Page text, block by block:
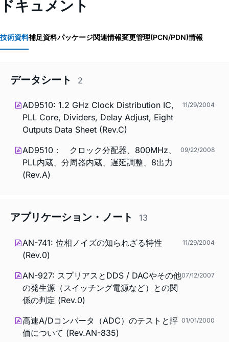
ドキュメント
技術資料補足資料パッケージ関連情報変更管理(PCN/PDN)情報
データシート 2
AD9510: 1.2 GHz Clock Distribution IC,
PLL Core, Dividers, Delay Adjust, Eight
Outputs Data Sheet (Rev.C)
11/29/2004
AD9510： クロック分配器、800MHz、
PLL内蔵、分周器内蔵、遅延調整、8出力
(Rev.A)
09/22/2008
アプリケーション・ノート 13
AN-741: 位相ノイズの知られざる特性
(Rev.0)
11/29/2004
AN-927: スプリアスとDDS / DACやその他
の発生源（スイッチング電源など）との関
係の判定 (Rev.0)
07/12/2007
高速A/Dコンバータ（ADC）のテストと評
価について (Rev.AN-835)
01/01/2000